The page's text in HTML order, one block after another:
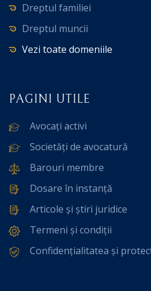
Dreptul familiei
Dreptul muncii
Vezi toate domeniile
PAGINI UTILE
Avocați activi
Societăți de avocatură
Barouri membre
Dosare în instanță
Articole și știri juridice
Termeni și condiții
Confidențialitatea și